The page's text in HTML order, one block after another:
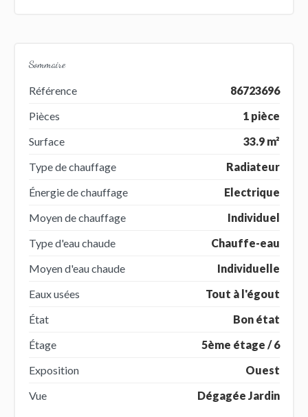
Sommaire
Référence
86723696
Pièces
1 pièce
Surface
33.9 m²
Type de chauffage
Radiateur
Énergie de chauffage
Electrique
Moyen de chauffage
Individuel
Type d'eau chaude
Chauffe-eau
Moyen d'eau chaude
Individuelle
Eaux usées
Tout à l'égout
État
Bon état
Étage
5ème étage / 6
Exposition
Ouest
Vue
Dégagée Jardin